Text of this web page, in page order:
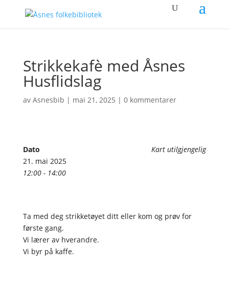
Strikkekafè med Åsnes
Husflidslag
av Asnesbib | mai 21, 2025 | 0 kommentarer
Kart utilgjengelig
Dato
21. mai 2025
12:00 - 14:00
Ta med deg strikketøyet ditt eller kom og prøv for
første gang.
Vi lærer av hverandre.
Vi byr på kaffe.